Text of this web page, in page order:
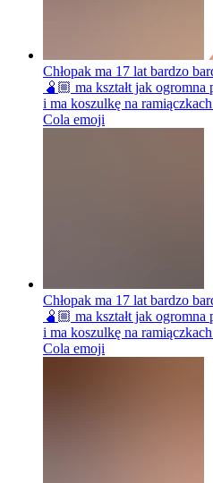
Chłopak ma 17 lat bardzo
🫄🏼 ma kształt jak
i ma koszulkę na
Cola emoji
Chłopak ma 17 lat bardzo
🫄🏼 ma kształt jak
i ma koszulkę na
Cola emoji